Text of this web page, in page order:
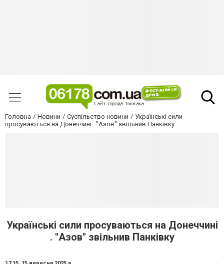
Головна Новини Суспільство новини
Українські сили
просуваються на Донеччині . "Азов" звільнив Панківку
Українські сили просуваються на Донеччині
. "Азов" звільнив Панківку